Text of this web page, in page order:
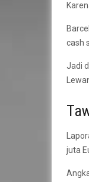
cash
Jadi
juta